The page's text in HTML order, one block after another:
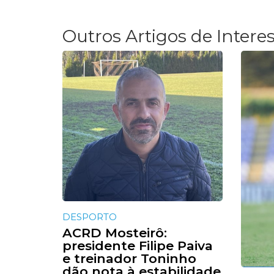
Outros Artigos de
DESPORTO
ACRD Mosteirô:
presidente Filipe Paiva
e treinador Toninho
dão nota à estabilidade